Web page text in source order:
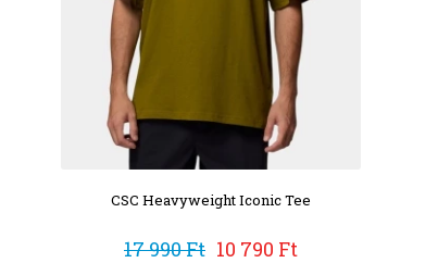
CSC Heavyweight Iconic Tee
17 990 Ft 10 790 Ft